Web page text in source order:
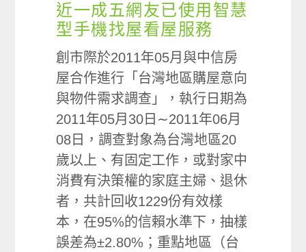
近一成五網友已使用智慧
型手機找屋看屋服務
創市際於2011年05月與中信房
屋合作進行「台灣地區購屋意向
與物件需求調查」，執行日期為
2011年05月30日∼2011年06月
08日，調查對象為台灣地區20
歲以上、有固定工作，或對家中
消費有決策權的家庭主婦、退休
者，共計回收1229份有效樣
本，在95%的信賴水準下，抽樣
誤差為±2.80%；重點地區（台